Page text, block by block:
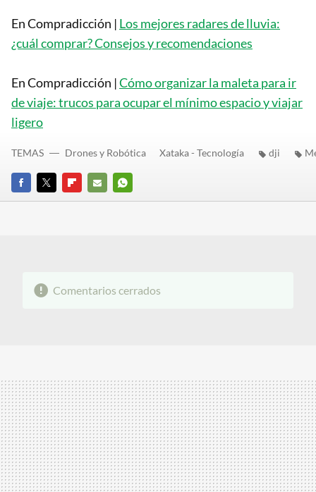
En Compradicción | Los mejores radares de lluvia:
¿cuál comprar? Consejos y recomendaciones
En Compradicción |Cómo organizar la maleta para ir
de viaje: trucos para ocupar el mínimo espacio y viajar
ligero
FACEBOOK
TWITTERFLIPBOARD
E-
WHATSAPP
TEMAS Drones y Robótica Xataka - Tecnología dji
Comentarios cerrados